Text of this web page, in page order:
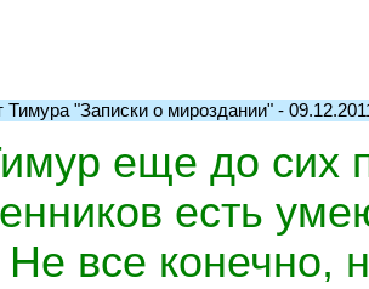
"Записки о мироздании" -
еще до сих
есть
Не все конечно,